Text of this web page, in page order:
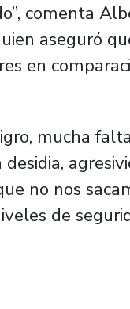
comenta
aseguró
en
mucha
no nos
de